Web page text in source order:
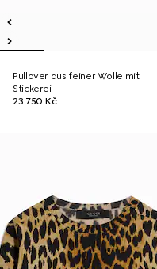
Pullover aus feiner Wolle mit
Stickerei
23 750 Kč